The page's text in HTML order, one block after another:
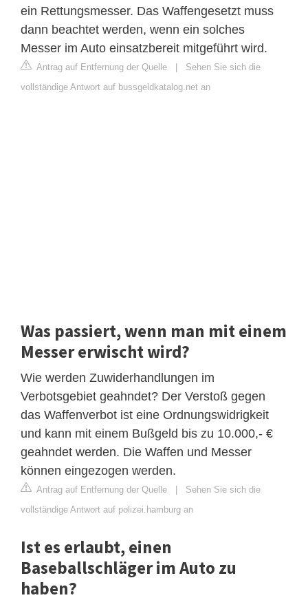
ein Rettungsmesser. Das Waffengesetzt muss
dann beachtet werden, wenn ein solches
Messer im Auto einsatzbereit mitgeführt wird.
Antrag auf Entfernung der Quelle | Sehen Sie sich die
vollständige Antwort auf bussgeldkatalog.net an
Was passiert, wenn man mit einem
Messer erwischt wird?
Wie werden Zuwiderhandlungen im
Verbotsgebiet geahndet? Der Verstoß gegen
das Waffenverbot ist eine Ordnungswidrigkeit
und kann mit einem Bußgeld bis zu 10.000,- €
geahndet werden. Die Waffen und Messer
können eingezogen werden.
Antrag auf Entfernung der Quelle | Sehen Sie sich die
vollständige Antwort auf polizei.hamburg an
Ist es erlaubt, einen
Baseballschläger im Auto zu
haben?